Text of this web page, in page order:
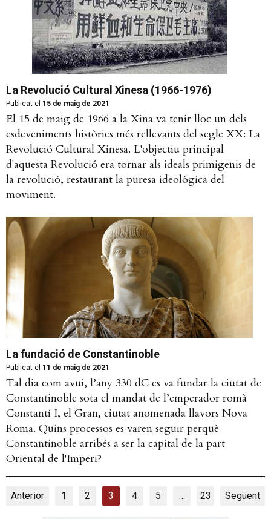
La Revolució Cultural Xinesa (1966-1976)
Publicat el 15 de maig de 2021
El 15 de maig de 1966 a la Xina va tenir lloc un dels
esdeveniments històrics més rellevants del segle XX: La
Revolució Cultural Xinesa. L'objectiu principal
d'aquesta Revolució era tornar als ideals primigenis de
la revolució, restaurant la puresa ideològica del
moviment.
La fundació de Constantinoble
Publicat el 11 de maig de 2021
Tal dia com avui, l’any 330 dC es va fundar la ciutat de
Constantinoble sota el mandat de l’emperador romà
Constantí I, el Gran, ciutat anomenada llavors Nova
Roma. Quins processos es varen seguir perquè
Constantinoble arribés a ser la capital de la part
Oriental de l'Imperi?
Anterior 1 2 3 4 5 … 23 Següent